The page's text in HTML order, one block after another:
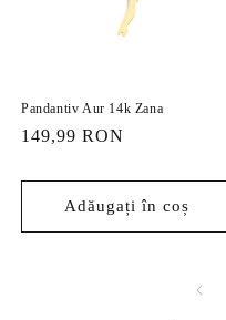
Pandantiv Aur 14k Zana
Preț
149,99 RON
Adăugați în coș